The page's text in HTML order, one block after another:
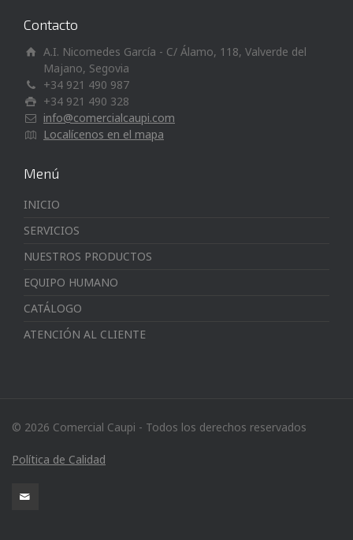
Contacto
A.I. Nicomedes García - C/ Álamo, 118, Valverde del
Majano, Segovia
+34 921 490 987
+34 921 490 328
info@comercialcaupi.com
Localícenos en el mapa
Menú
INICIO
SERVICIOS
NUESTROS PRODUCTOS
EQUIPO HUMANO
CATÁLOGO
ATENCIÓN AL CLIENTE
© 2026 Comercial Caupi - Todos los derechos reservados
Política de Calidad